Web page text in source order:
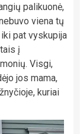
palikuonė,
viena tų
pat vyskupija
į
Visgi,
jos mama,
kuriai